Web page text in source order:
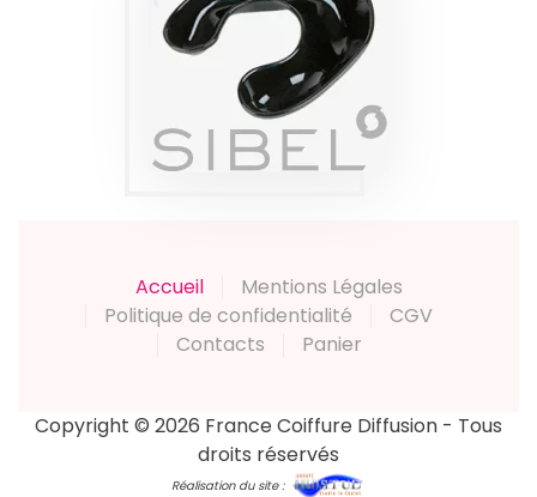
RÉCUPÉRATEUR
PLASTI SIBEL
Produits
Accueil
Mentions Légales
Politique de confidentialité
CGV
Contacts
Panier
Copyright © 2026 France Coiffure Diffusion - Tous
droits réservés
Réalisation du site :